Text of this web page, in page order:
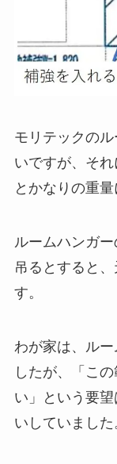
モリテックの
いですが、そ
とかなりの重量
ルームハンガ
吊るとすると
す。
わが家は、ル
したが、「こ
い」という要
いしていました